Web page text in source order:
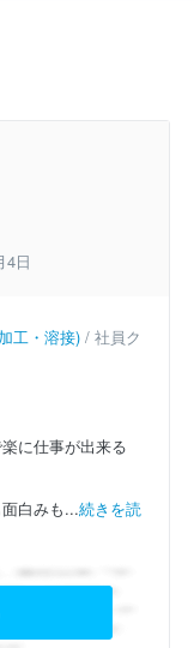
4日
工・溶接) / 社員ク
に仕事が出来る
白みも...続きを読